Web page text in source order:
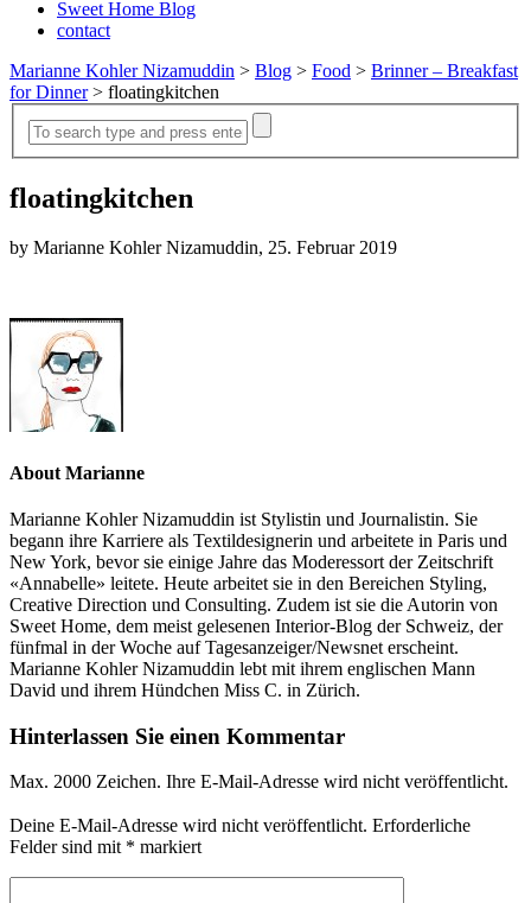
Sweet Home Blog
contact
Marianne Kohler Nizamuddin > Blog > Food > Brinner – Breakfast
for Dinner> floatingkitchen
floatingkitchen
by Marianne Kohler Nizamuddin, 25. Februar 2019
About Marianne
Marianne Kohler Nizamuddin ist Stylistin und Journalistin. Sie
begann ihre Karriere als Textildesignerin und arbeitete in Paris und
New York, bevor sie einige Jahre das Moderessort der Zeitschrift
«Annabelle» leitete. Heute arbeitet sie in den Bereichen Styling,
Creative Direction und Consulting. Zudem ist sie die Autorin von
Sweet Home, dem meist gelesenen Interior-Blog der Schweiz, der
fünfmal in der Woche auf Tagesanzeiger/Newsnet erscheint.
Marianne Kohler Nizamuddin lebt mit ihrem englischen Mann
David und ihrem Hündchen Miss C. in Zürich.
Hinterlassen Sie einen Kommentar
Max. 2000 Zeichen. Ihre E-Mail-Adresse wird nicht veröffentlicht.
Deine E-Mail-Adresse wird nicht veröffentlicht. Erforderliche
Felder sind mit * markiert